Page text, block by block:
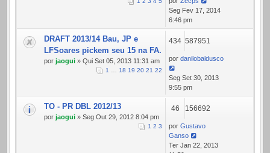
Seg Fev 17, 2014
6:46 pm
DRAFT 2013/14 Bau, JP e
LFSoares pickem seu 15 na FA.
por jaogui » Qui Set 05, 2013 11:31 am
1 … 18 19 20 21 22
434 587951
por danilobaldusco
Seg Set 30, 2013
9:55 pm
TO - PR DBL 2012/13
por jaogui » Seg Out 29, 2012 8:04 pm
1 2 3
46 156692
por Gustavo
Ganso
Ter Jan 22, 2013